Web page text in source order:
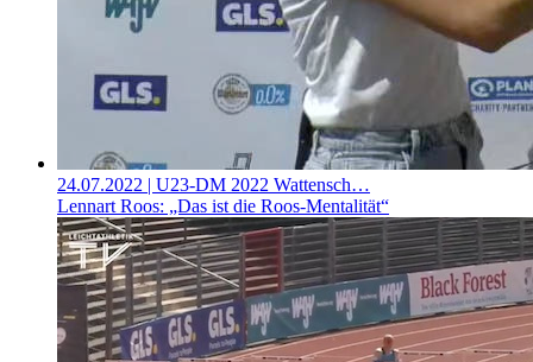
24.07.2022 | U23-DM 2022 Wattensch…
Lennart Roos: „Das ist die Roos-Mentalität“